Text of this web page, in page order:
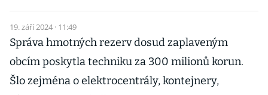
19. září 2024 · 11:49
Správa hmotných rezerv dosud zaplaveným
obcím poskytla techniku za 300 milionů korun.
Šlo zejména o elektrocentrály, kontejnery,